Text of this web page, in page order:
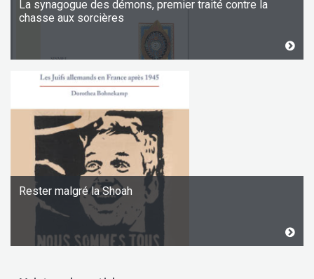
La synagogue des démons, premier traité contre la
chasse aux sorcières
Rester malgré la Shoah